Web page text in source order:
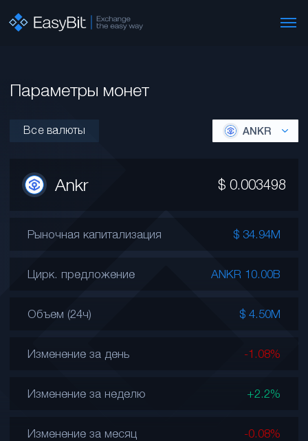
Параметры монет
Все валюты ANKR
Ankr $ 0.003498
Рыночная капитализация $ 34.94M
Цирк. предложение ANKR 10.00B
Объем (24ч) $ 4.50M
Изменение за день -1.08%
Изменение за неделю +2.2%
Изменение за месяц -0.08%